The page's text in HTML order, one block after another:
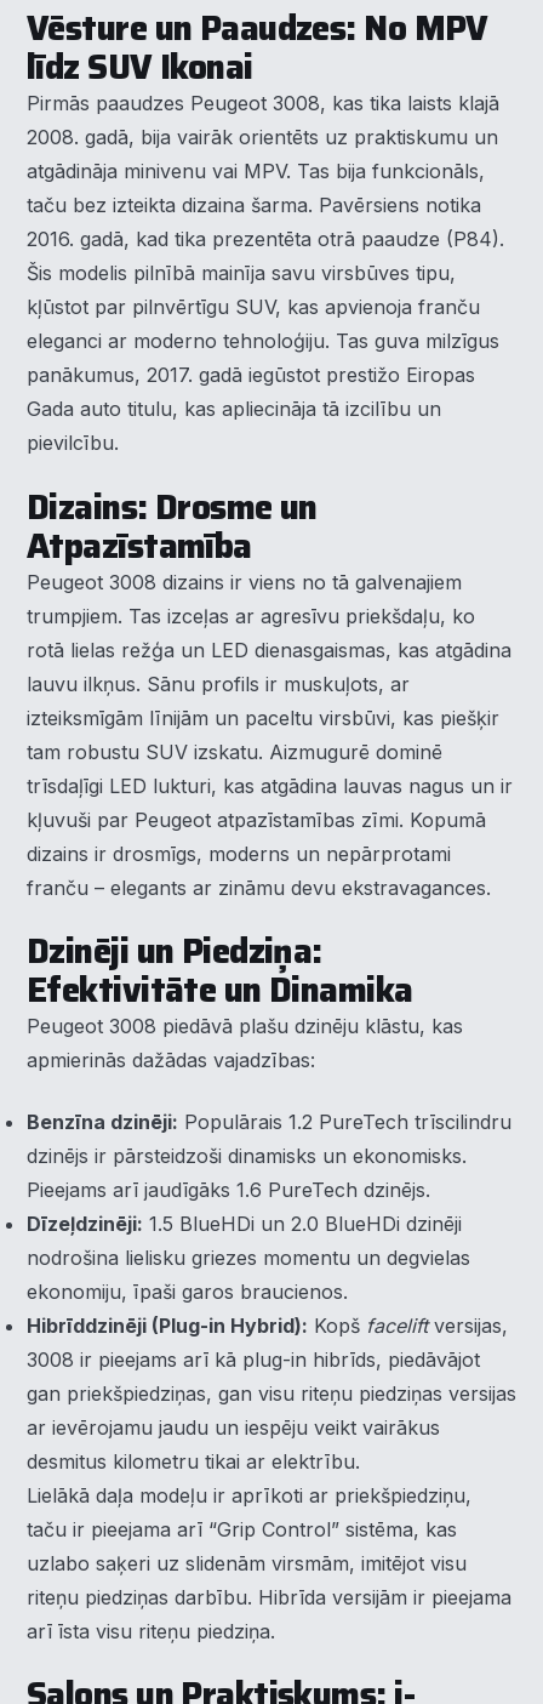
Vēsture un Paaudzes: No MPV
līdz SUV Ikonai
Pirmās paaudzes Peugeot 3008, kas tika laists klajā
2008. gadā, bija vairāk orientēts uz praktiskumu un
atgādināja minivenu vai MPV. Tas bija funkcionāls,
taču bez izteikta dizaina šarma. Pavērsiens notika
2016. gadā, kad tika prezentēta otrā paaudze (P84).
Šis modelis pilnībā mainīja savu virsbūves tipu,
kļūstot par pilnvērtīgu SUV, kas apvienoja franču
eleganci ar moderno tehnoloģiju. Tas guva milzīgus
panākumus, 2017. gadā iegūstot prestižo Eiropas
Gada auto titulu, kas apliecināja tā izcilību un
pievilcību.
Dizains: Drosme un
Atpazīstamība
Peugeot 3008 dizains ir viens no tā galvenajiem
trumpjiem. Tas izceļas ar agresīvu priekšdaļu, ko
rotā lielas režģa un LED dienasgaismas, kas atgādina
lauvu ilkņus. Sānu profils ir muskuļots, ar
izteiksmīgām līnijām un paceltu virsbūvi, kas piešķir
tam robustu SUV izskatu. Aizmugurē dominē
trīsdaļīgi LED lukturi, kas atgādina lauvas nagus un ir
kļuvuši par Peugeot atpazīstamības zīmi. Kopumā
dizains ir drosmīgs, moderns un nepārprotami
franču – elegants ar zināmu devu ekstravagances.
Dzinēji un Piedziņa:
Efektivitāte un Dinamika
Peugeot 3008 piedāvā plašu dzinēju klāstu, kas
apmierinās dažādas vajadzības:
Benzīna dzinēji: Populārais 1.2 PureTech trīscilindru
dzinējs ir pārsteidzoši dinamisks un ekonomisks.
Pieejams arī jaudīgāks 1.6 PureTech dzinējs.
Dīzeļdzinēji: 1.5 BlueHDi un 2.0 BlueHDi dzinēji
nodrošina lielisku griezes momentu un degvielas
ekonomiju, īpaši garos braucienos.
Hibrīddzinēji (Plug-in Hybrid): Kopš faceliftversijas,
3008 ir pieejams arī kā plug-in hibrīds, piedāvājot
gan priekšpiedziņas, gan visu riteņu piedziņas versijas
ar ievērojamu jaudu un iespēju veikt vairākus
desmitus kilometru tikai ar elektrību.
Lielākā daļa modeļu ir aprīkoti ar priekšpiedziņu,
taču ir pieejama arī “Grip Control” sistēma, kas
uzlabo saķeri uz slidenām virsmām, imitējot visu
riteņu piedziņas darbību. Hibrīda versijām ir pieejama
arī īsta visu riteņu piedziņa.